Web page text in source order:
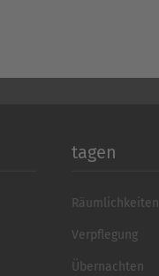
tagen
Räumlichkeiten
Verpflegung
Übernachten